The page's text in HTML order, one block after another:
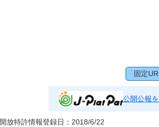
固定
公開公報
開放特許情報登録日： 2018/6/22